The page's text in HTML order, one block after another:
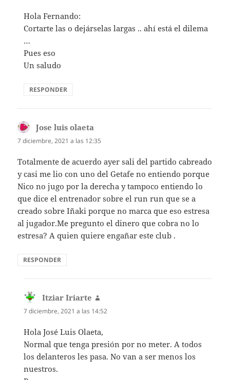
Hola Fernando:
Cortarte las o dejárselas largas .. ahí está el dilema
…
Pues eso
Un saludo
RESPONDER
Jose luis olaeta
7 diciembre, 2021 a las 12:35
Totalmente de acuerdo ayer sali del partido cabreado
y casi me lio con uno del Getafe no entiendo porque
Nico no jugo por la derecha y tampoco entiendo lo
que dice el entrenador sobre el run run que se a
creado sobre Iñaki porque no marca que eso estresa
al jugador.Me pregunto el dinero que cobra no lo
estresa? A quien quiere engañar este club .
RESPONDER
Itziar Iriarte
7 diciembre, 2021 a las 14:52
Hola José Luis Olaeta,
Normal que tenga presión por no meter. A todos
los delanteros les pasa. No van a ser menos los
nuestros.